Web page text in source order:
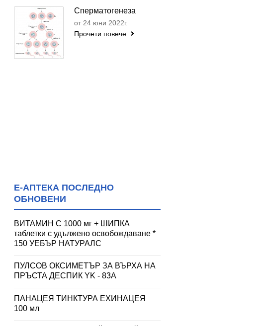
Сперматогенеза
от 24 юни 2022г.
Прочети повече
Е-АПТЕКА ПОСЛЕДНО
ОБНОВЕНИ
ВИТАМИН С 1000 мг + ШИПКА
таблетки с удължено освобождаване *
150 УЕБЪР НАТУРАЛС
ПУЛСОВ ОКСИМЕТЪР ЗА ВЪРХА НА
ПРЪСТА ДЕСПИК YK - 83A
ПАНАЦЕЯ ТИНКТУРА ЕХИНАЦЕЯ
100 мл